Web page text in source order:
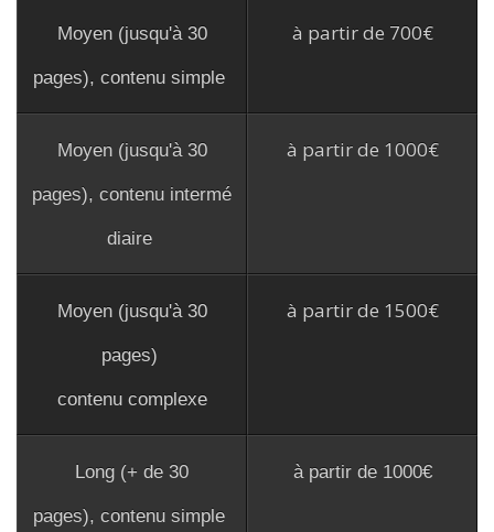
Moyen (jusqu'à 30
pages), contenu simple
Moyen (jusqu'à 30
pages), contenu intermé
diaire
Moyen (jusqu'à 30
pages)
contenu complexe
Long (+ de 30
pages), contenu simple
à partir de 700€
à partir de 1000€
à partir de 1500€
à partir de 1000€